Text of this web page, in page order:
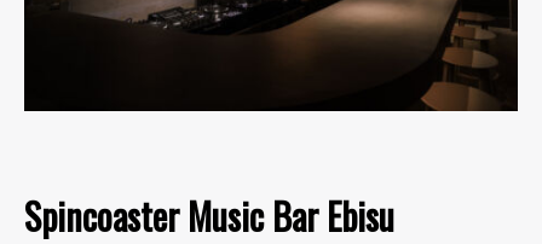
Spincoaster Music Bar Ebisu